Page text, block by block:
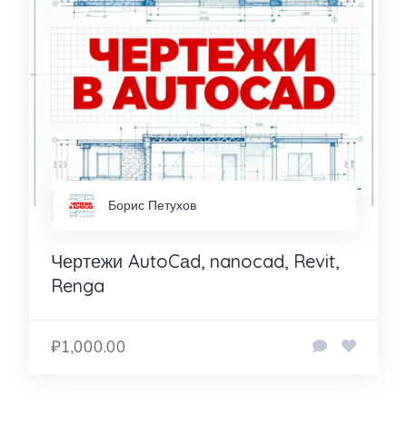
Борис Петухов
Чертежи AutoCаd, nanocad, Revit,
Renga
₽1,000.00